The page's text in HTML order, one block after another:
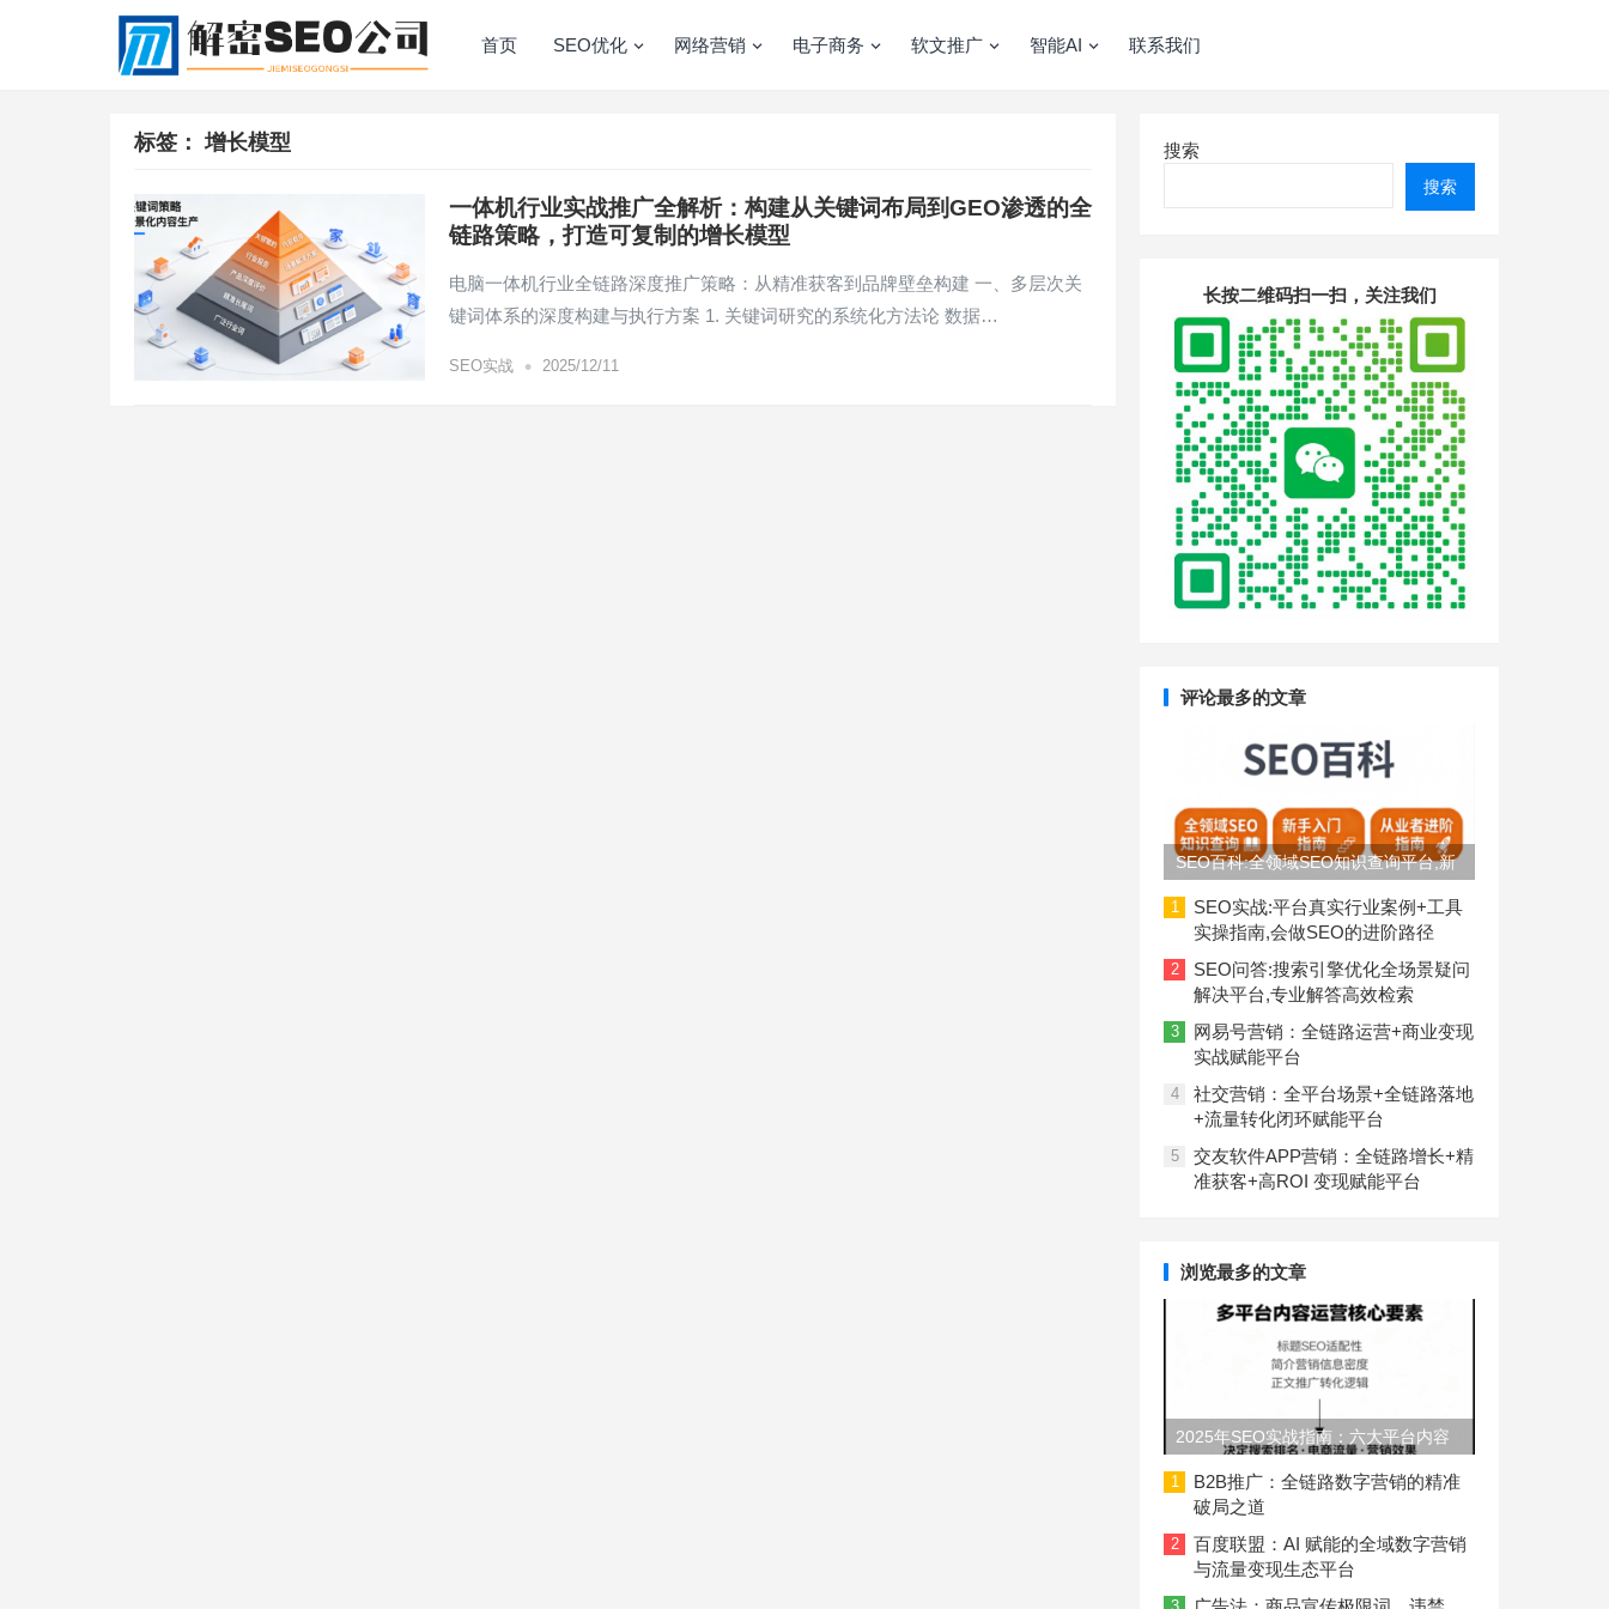
首页 SEO优化 网络营销 电子商务 软文推广 智能AI 联系我们
标签：增长模型
一体机行业实战推广全解析：构建从关键词布局到GEO渗透的全
链路策略，打造可复制的增长模型
电脑一体机行业全链路深度推广策略：从精准获客到品牌壁垒构建 一、多层次关
键词体系的深度构建与执行方案 1. 关键词研究的系统化方法论 数据…
SEO实战 • 2025/12/11
搜索
搜索
长按二维码扫一扫，关注我们
评论最多的文章
SEO百科:全领域SEO知识查询平台,新
手入门到从业者进阶指南
1
SEO实战:平台真实行业案例+工具
实操指南,会做SEO的进阶路径
2
SEO问答:搜索引擎优化全场景疑问
解决平台,专业解答高效检索
3
网易号营销：全链路运营+商业变现
实战赋能平台
4
社交营销：全平台场景+全链路落地
+流量转化闭环赋能平台
5
交友软件APP营销：全链路增长+精
准获客+高ROI 变现赋能平台
浏览最多的文章
2025年SEO实战指南：六大平台内容
长度与结构规范
1
B2B推广：全链路数字营销的精准
破局之道
2
百度联盟：AI 赋能的全域数字营销
与流量变现生态平台